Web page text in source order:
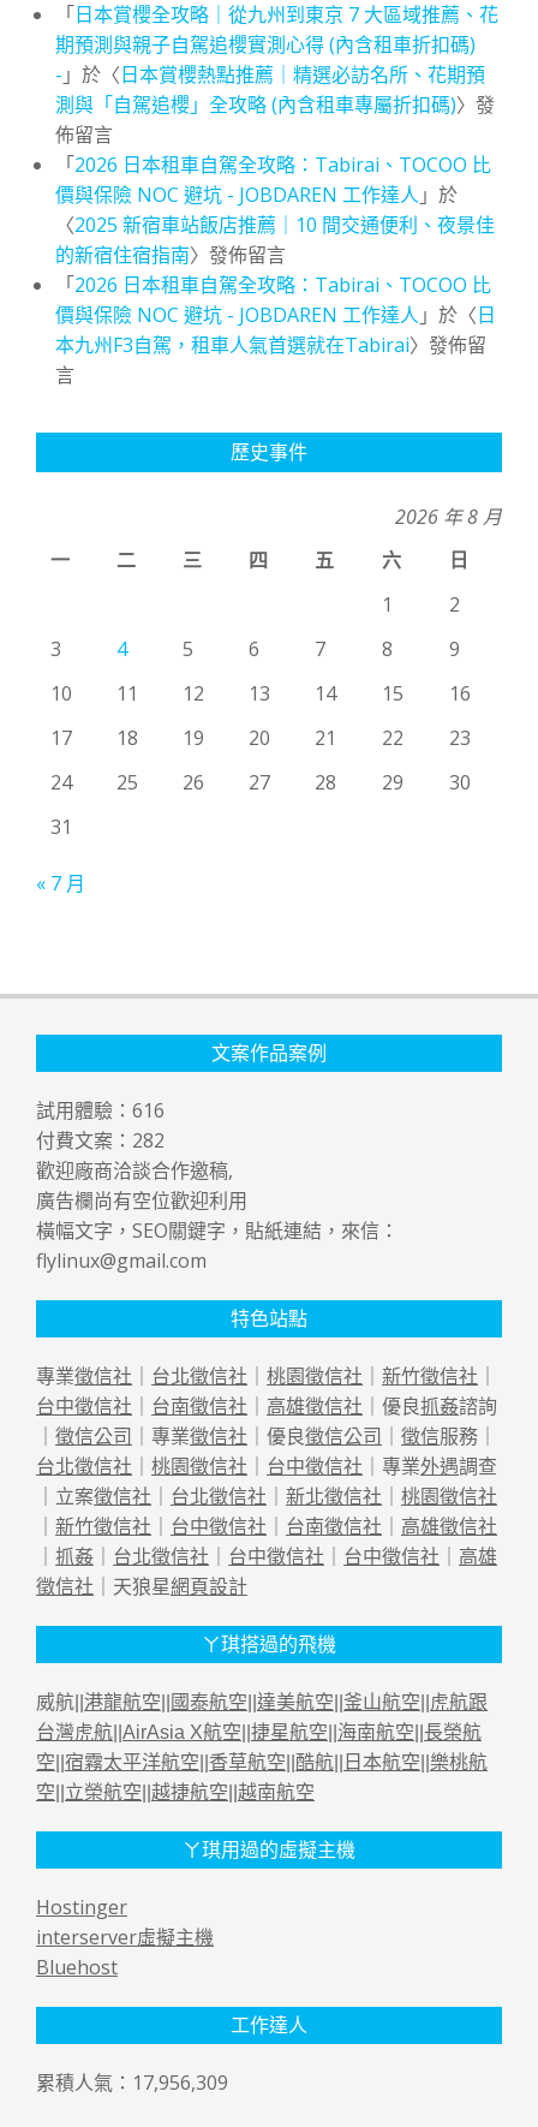
「日本賞櫻全攻略｜從九州到東京 7 大區域推薦、花
期預測與親子自駕追櫻實測心得 (內含租車折扣碼)
- 」於〈日本賞櫻熱點推薦｜精選必訪名所、花期預
測與「自駕追櫻」全攻略 (內含租車專屬折扣碼)〉發
佈留言
「2026 日本租車自駕全攻略：Tabirai、TOCOO 比
價與保險 NOC 避坑 - JOBDAREN 工作達人 」於
〈2025 新宿車站飯店推薦｜10 間交通便利、夜景佳
的新宿住宿指南〉發佈留言
「2026 日本租車自駕全攻略：Tabirai、TOCOO 比
價與保險 NOC 避坑 - JOBDAREN 工作達人 」於〈日
本九州F3自駕，租車人氣首選就在Tabirai〉發佈留
言
歷史事件
2026 年 8 月
一
二 三 四 五 六
日
1
2
3
4 5 6 7 8
9
10
11 12 13 14 15
16
17
18 19 20 21 22
23
24
25 26 27 28 29
30
31
« 7 月
文案作品案例
試用體驗： 616
付費文案： 282
歡迎廠商洽談合作邀稿,
廣告欄尚有空位歡迎利用
橫幅文字，SEO關鍵字，貼紙連結，來信：
flylinux@gmail.com
特色站點
專業徵信社 ｜ 台北徵信社 ｜ 桃園徵信社 ｜ 新竹徵信社 ｜
台中徵信社 ｜ 台南徵信社 ｜ 高雄徵信社 ｜優良抓姦諮詢
｜ 徵信公司 ｜專業徵信社 ｜優良徵信公司 ｜ 徵信服務｜
台北徵信社 ｜ 桃園徵信社 ｜ 台中徵信社 ｜專業外遇調查
｜立案徵信社 ｜ 台北徵信社 ｜ 新北徵信社 ｜ 桃園徵信社
｜ 新竹徵信社 ｜ 台中徵信社 ｜ 台南徵信社 ｜ 高雄徵信社
｜ 抓姦 ｜ 台北徵信社 ｜ 台中徵信社 ｜ 台中徵信社 ｜ 高雄
徵信社 ｜天狼星網頁設計
ㄚ琪搭過的飛機
威航|| 港龍航空 國泰航空 達美航空 釜山航空
虎航跟
台灣虎航 AirAsia X航空 捷星航空 海南航空 長榮航
空 宿霧太平洋航空 香草航空 酷航 日本航空 樂桃航
空 立榮航空 越捷航空 越南航空
ㄚ琪用過的虛擬主機
Hostinger
interserver虛擬主機
Bluehost
工作達人
累積人氣：17,956,309